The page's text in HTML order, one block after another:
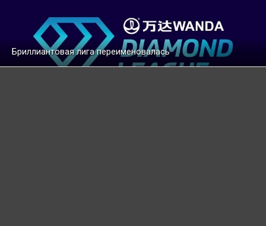
Бриллиантовая лига переименовалась